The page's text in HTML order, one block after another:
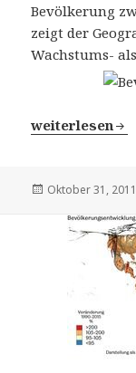
Bevölkerung
zeigt der
Wachstums-
Sieben
weiterlesen
Veröffentlicht
Oktober 31, 2011